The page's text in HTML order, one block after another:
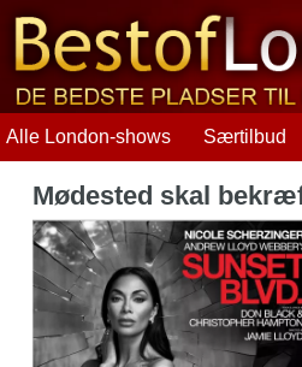
Alle London-shows Særtilbud
Mødested skal
Sunset Boulevard